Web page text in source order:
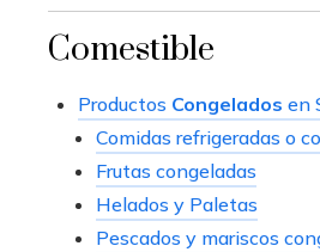
Comestible
Productos Congelados en
Comidas refrigeradas o
Frutas congeladas
Helados y Paletas
Pescados y mariscos